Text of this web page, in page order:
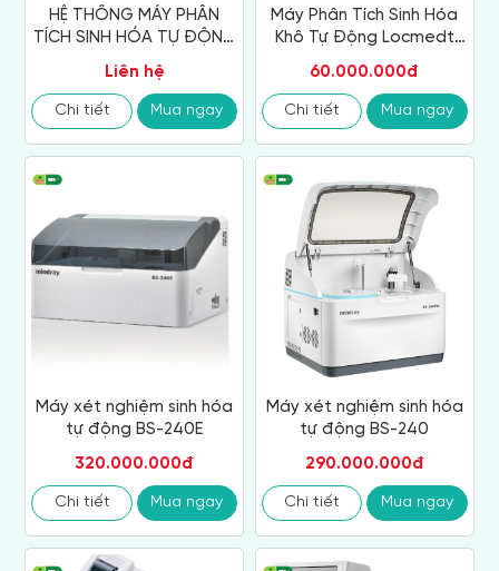
HỆ THỐNG MÁY PHÂN
TÍCH SINH HÓA TỰ ĐỘNG
Liên hệ
Chi tiết Mua ngay
Máy Phân Tích Sinh Hóa
Khô Tự Động Locmedt
60.000.000đ
Chi tiết Mua ngay
Máy xét nghiệm sinh hóa
tự động BS-240E
320.000.000đ
Chi tiết Mua ngay
Máy xét nghiệm sinh hóa
tự động BS-240
290.000.000đ
Chi tiết Mua ngay